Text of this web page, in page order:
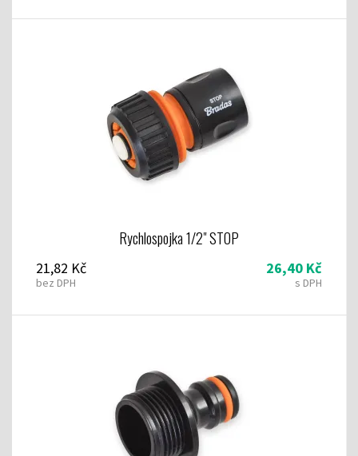
Rychlospojka 1/2" STOP
21,82 Kč
bez DPH
26,40 Kč
s DPH